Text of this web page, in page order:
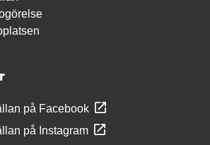
på Facebook
på Instagram